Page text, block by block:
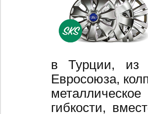
в Турции, из
Евросоюза,
гибкости,